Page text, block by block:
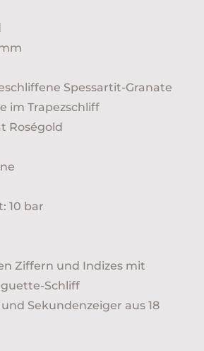
Spessartit-Granate
im Trapezschliff
Roségold
10 bar
Ziffern und Indizes mit
Schliff
Sekundenzeiger aus 18